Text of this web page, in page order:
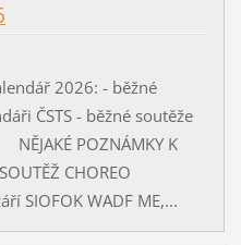
2026: - běžné
ČSTS - běžné soutěže
POZNÁMKY K
CHOREO
SIOFOK WADF ME,...